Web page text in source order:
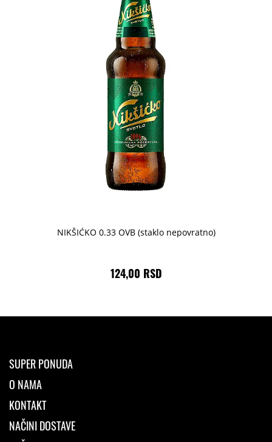
NIKŠIĆKO 0.33 OVB (staklo nepovratno)
124,00 RSD
SUPER PONUDA
O NAMA
KONTAKT
NAČINI DOSTAVE